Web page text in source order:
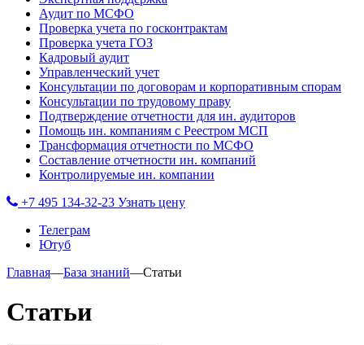
Аудит по МСФО
Проверка учета по госконтрактам
Проверка учета ГОЗ
Кадровый аудит
Управленческий учет
Консультации по договорам и корпоративным спорам
Консультации по трудовому праву
Подтверждение отчетности для ин. аудиторов
Помощь ин. компаниям с Реестром МСП
Трансформация отчетности по МСФО
Составление отчетности ин. компаний
Контролируемые ин. компании
+7 495 134-32-23 Узнать цену
Телеграм
Ютуб
Главная—База знаний—Статьи
Статьи